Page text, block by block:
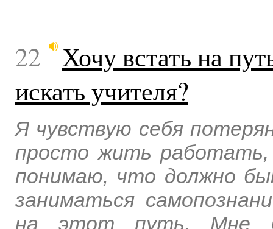
22
Хочу встать на
искать учителя?
Я чувствую себя
просто жить
понимаю, что должно
заниматься
на этот путь. Мне